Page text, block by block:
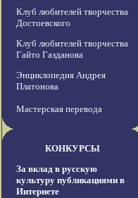
Клуб любителей творчества
Достоевского
Клуб любителей творчества
Гайто Газданова
Энциклопедия Андрея
Платонова
Мастерская перевода
КОНКУРСЫ
За вклад в русскую
культуру публикациями в
Интернете